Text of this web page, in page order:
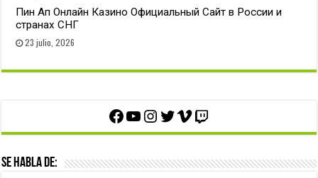
Пин Ап Онлайн Казино Официальный Сайт в России и
странах СНГ
23 julio, 2026
Facebook
YouTube
Instagram
Twitter
Vimeo
Twitch
Se habla de: